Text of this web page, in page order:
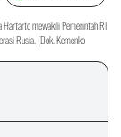
Hartarto mewakili Pemerintah RI
Rusia. (Dok. Kemenko